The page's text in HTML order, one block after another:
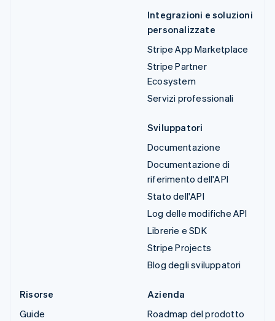
Integrazioni e soluzioni
personalizzate
Stripe App Marketplace
Stripe Partner
Ecosystem
Servizi professionali
Sviluppatori
Documentazione
Documentazione di
riferimento dell'API
Stato dell'API
Log delle modifiche API
Librerie e SDK
Stripe Projects
Blog degli sviluppatori
Risorse
Guide
Azienda
Roadmap del prodotto